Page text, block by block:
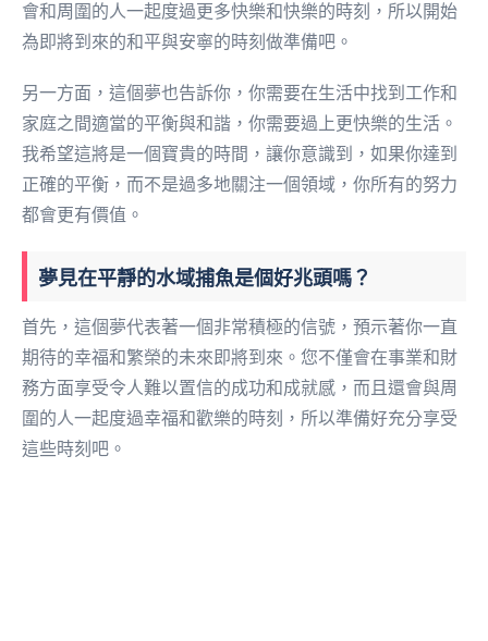
會和周圍的人一起度過更多快樂和快樂的時刻，所以開始
為即將到來的和平與安寧的時刻做準備吧。
另一方面，這個夢也告訴你，你需要在生活中找到工作和
家庭之間適當的平衡與和諧，你需要過上更快樂的生活。
我希望這將是一個寶貴的時間，讓你意識到，如果你達到
正確的平衡，而不是過多地關注一個領域，你所有的努力
都會更有價值。
夢見在平靜的水域捕魚是個好兆頭嗎？
首先，這個夢代表著一個非常積極的信號，預示著你一直
期待的幸福和繁榮的未來即將到來。您不僅會在事業和財
務方面享受令人難以置信的成功和成就感，而且還會與周
圍的人一起度過幸福和歡樂的時刻，所以準備好充分享受
這些時刻吧。